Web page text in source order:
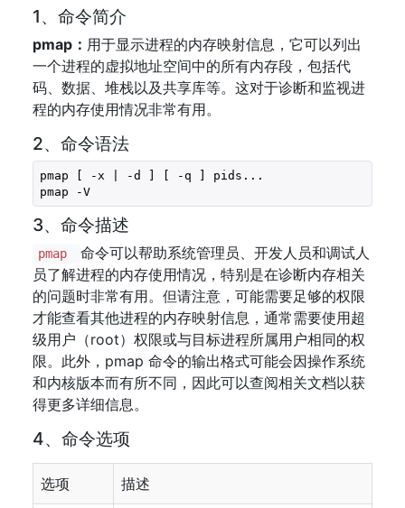
1、命令简介
pmap： 用于显示进程的内存映射信息，它可以列出
一个进程的虚拟地址空间中的所有内存段，包括代
码、数据、堆栈以及共享库等。这对于诊断和监视进
程的内存使用情况非常有用。
2、命令语法
pmap [ -x | -d ] [ -q ] pids...
pmap -V
3、命令描述
pmap
命令可以帮助系统管理员、开发人员和调试人
员了解进程的内存使用情况，特别是在诊断内存相关
的问题时非常有用。但请注意，可能需要足够的权限
才能查看其他进程的内存映射信息，通常需要使用超
级用户（root）权限或与目标进程所属用户相同的权
限。此外，pmap 命令的输出格式可能会因操作系统
和内核版本而有所不同，因此可以查阅相关文档以获
得更多详细信息。
4、命令选项
选项
描述